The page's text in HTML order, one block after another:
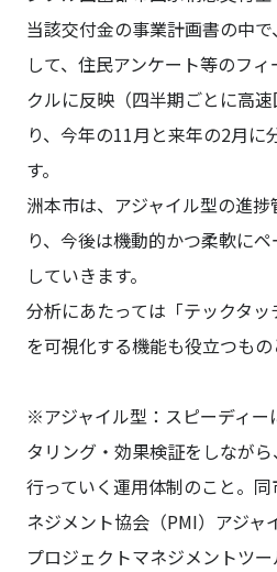
当該交付金の事業計画書の中
して、住民アンケート等のフ
クルに反映（四半期ごとに高
り、今年の11月と来年の2月に
す。
洲本市は、アジャイル型の進
り、今後は機動的かつ柔軟に
していきます。
分析にあたっては「テックタ
を可視化する機能も役立つもの
※アジャイル型：スピーディー
タリング・効果検証をしなが
行っていく運用体制のこと。
ネジメント協会（PMI）アジャ
プロジェクトマネジメントツ